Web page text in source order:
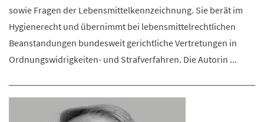
sowie Fragen der Lebensmittelkennzeichnung. Sie berät im
Hygienerecht und übernimmt bei lebensmittelrechtlichen
Beanstandungen bundesweit gerichtliche Vertretungen in
Ordnungswidrigkeiten- und Strafverfahren. Die Autorin ...